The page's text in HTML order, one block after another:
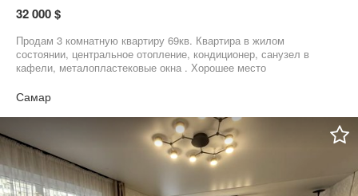
32 000 $
Продам 3 комнатную квартиру 69кв. Квартира в жилом
состоянии, центральное отопление, кондиционер, санузел в
кафели, металопластековые окна . Хорошее место
ПЛЮС ВИКТОРИЯ
Самар